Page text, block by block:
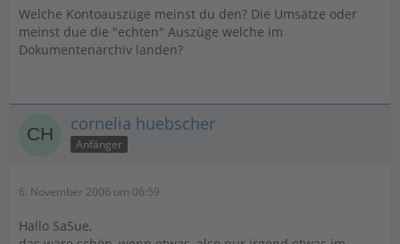
Welche Kontoauszüge meinst du den? Die Umsätze oder
meinst due die "echten" Auszüge welche im
Dokumentenarchiv landen?
cornelia huebscher
Anfänger
6. November 2006 um 06:59
Hallo SaSue,